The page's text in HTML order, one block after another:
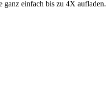
einfach bis zu 4X aufladen.